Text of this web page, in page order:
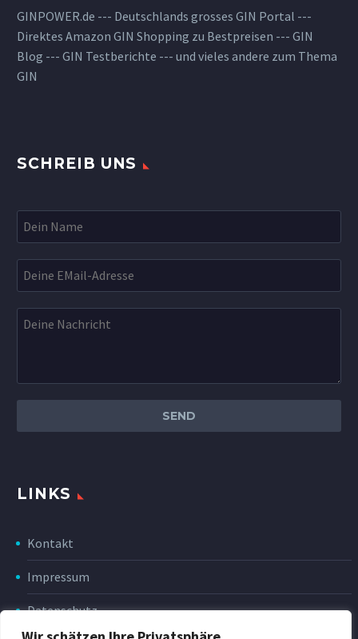
GINPOWER.de --- Deutschlands grosses GIN Portal ---
Direktes Amazon GIN Shopping zu Bestpreisen --- GIN
Blog --- GIN Testberichte --- und vieles andere zum Thema
GIN
SCHREIB UNS
LINKS
Kontakt
Impressum
Datenschutz